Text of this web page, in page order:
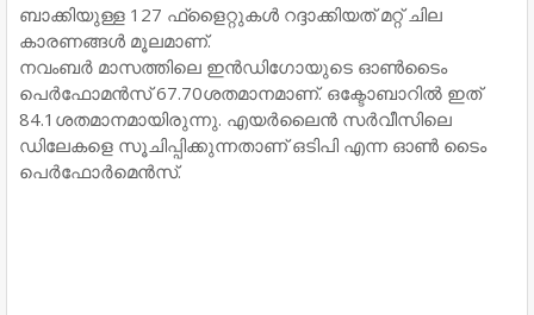
ബാക്കിയുള്ള 127 ഫ്‌ളൈറ്റുകൾ റദ്ദാക്കിയത് മറ്റ് ചില
കാരണങ്ങൾ മൂലമാണ്.
നവംബർ മാസത്തിലെ ഇൻഡിഗോയുടെ ഓൺടൈം
പെർഫോമൻസ് 67.70ശതമാനമാണ്. ഒക്ടോബാറിൽ ഇത്
84.1ശതമാനമായിരുന്നു. എയർലൈൻ സർവീസിലെ
ഡിലേകളെ സൂചിപ്പിക്കുന്നതാണ് ഒടിപി എന്ന ഓൺ ടൈം
പെർഫോർമെൻസ്.